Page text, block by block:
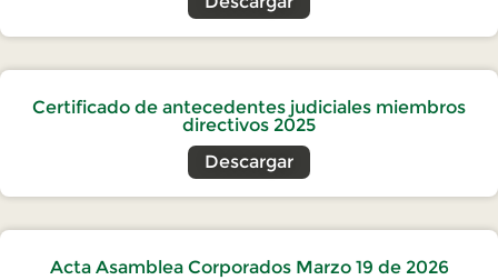
Certificado de antecedentes judiciales miembros
directivos 2025
Descargar
Acta Asamblea Corporados Marzo 19 de 2026